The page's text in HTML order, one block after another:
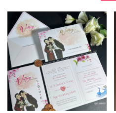
- Mẫu dưới 3000 giá chưa
có nhu cầu in bản đồ sẽ có
thiệp tuỳ chất liệu.